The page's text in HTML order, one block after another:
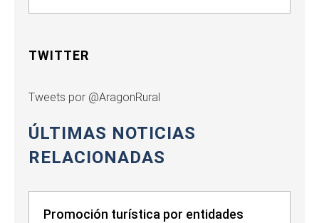
TWITTER
Tweets por @AragonRural
ÚLTIMAS NOTICIAS
RELACIONADAS
Promoción turística por entidades